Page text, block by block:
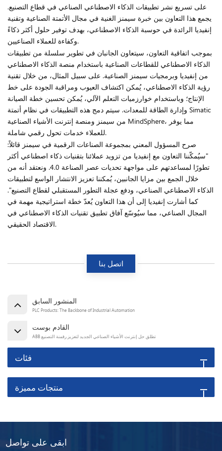
على تسريع نشر تطبيقات الذكاء الاصطناعي الصناعي في قطاع التصنيع.
يجمع هذا التعاون بين خبرة سيمنز الغنية في مجال الأتمتة الصناعية وتقنية
إنفيديا الرائدة في حوسبة الذكاء الاصطناعي، بهدف توفير حلول أكثر ذكاءً
وكفاءة للعملاء الصناعيين.
بموجب اتفاقية التعاون، سيتعاون الجانبان في تطوير سلسلة من تطبيقات
الذكاء الاصطناعي للقطاعات الصناعية باستخدام منصة الذكاء الاصطناعي
من إنفيديا وبرمجيات سيمنز الصناعية. على سبيل المثال، من خلال تقنية
رؤية الذكاء الاصطناعي، يُمكن اكتشاف العيوب ومراقبة الجودة على خط
الإنتاج؛ وباستخدام خوارزميات التعلم الآلي، يُمكن تحسين خطة الصيانة
وإدارة الطاقة للمعدات. سيتم دمج هذه التطبيقات في نظام أتمتة Simatic
من سيمنز ومنصة إنترنت الأشياء الصناعية MindSphere، مما يوفر
للعملاء خدمات تحول رقمي شاملة.
صرح المسؤول المعني بمجموعة الصناعات الرقمية في سيمنز قائلاً:
"سيُمكّننا التعاون مع إنفيديا من تزويد عملائنا بتقنيات ذكاء اصطناعي أكثر
تطورًا لمساعدتهم على مواجهة تحديات عصر الصناعة 4.0. ونعتقد أنه من
خلال الجمع بين مزايا الجانبين، يُمكننا تعزيز الانتشار الواسع لتطبيقات
الذكاء الاصطناعي الصناعي، ودفع عجلة التطور المستقبلي لقطاع التصنيع".
كما أشارت إنفيديا إلى أن هذا التعاون يُعدّ خطة استراتيجية مهمة في
المجال الصناعي، مما سيُوسّع آفاق تطبيق تقنيات الذكاء الاصطناعي في
الاقتصاد الحقيقي.
اتصل بنا
المنشور السابق
PLC Products: The Backbone of Industrial Automation
القادم بوست
ABB تطلق حل إنترنت الأشياء الصناعي الجديد لتعزيز رقمنة التصنيع
فئات
منتجات مميزة
ابقى على تواصل